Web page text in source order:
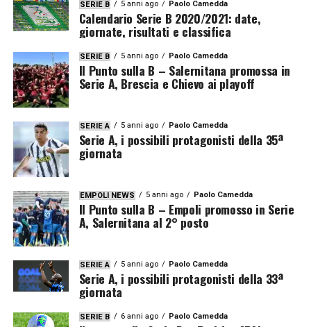
SERIE B 5 anni ago Paolo Camedda
Calendario Serie B 2020/2021: date,
giornate, risultati e classifica
SERIE B 5 anni ago Paolo Camedda
Il Punto sulla B – Salernitana promossa in
Serie A, Brescia e Chievo ai playoff
SERIE A 5 anni ago Paolo Camedda
Serie A, i possibili protagonisti della 35ª
giornata
EMPOLI NEWS 5 anni ago Paolo Camedda
Il Punto sulla B – Empoli promosso in Serie
A, Salernitana al 2° posto
SERIE A 5 anni ago Paolo Camedda
Serie A, i possibili protagonisti della 33ª
giornata
SERIE B 6 anni ago Paolo Camedda